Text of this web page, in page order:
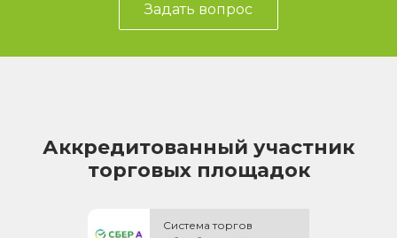
Задать вопрос
Аккредитованный участник
торговых площадок
Система торгов